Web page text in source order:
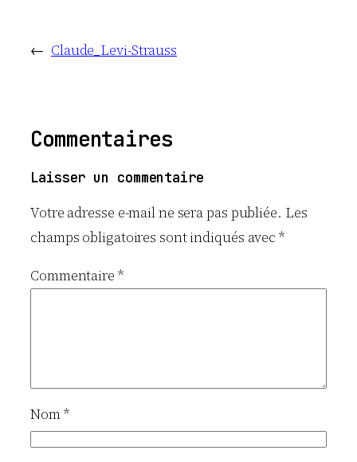
← Claude_Levi-Strauss
Commentaires
Laisser un commentaire
Votre adresse e-mail ne sera pas publiée. Les
champs obligatoires sont indiqués avec*
Commentaire *
Nom*